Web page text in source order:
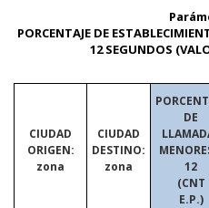
PORCENTAJE DE
12 SEGUNDOS
CIUDAD
ORIGEN:
zona
CIUDAD
DESTINO:
zona
DE
12
(CNT
E.P.)